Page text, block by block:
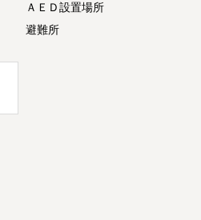
ＡＥＤ設置場所
避難所